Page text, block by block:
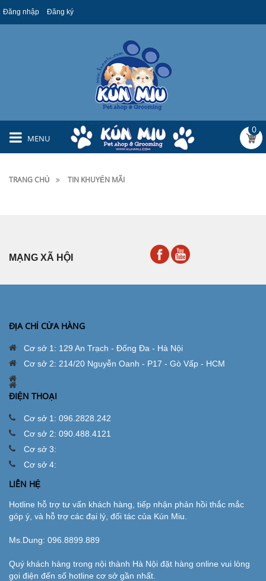
Đăng nhập Đăng ký
MENU
0
TRANG CHỦ TIN KHUYẾN MÃI
MẠNG XÃ HỘI
ĐỊA CHỈ CỬA HÀNG
Cơ sở 1: 129 An Trạch - Đống Đa - Hà Nội
Cơ sở 2: 214/20 Nguyễn Oanh - P17 - Gò Vấp - HCM
ĐIỆN THOẠI
Cơ sở 1: 096.2828.242
Cơ sở 2: 090.488.4121
Cơ sở 3:
Cơ sở 4:
LIÊN HỆ
Hotline hỗ trợ tư vấn khách hàng, tiếp nhận phản hồi thắc mắc
góp ý, và hỗ trợ các đại lý, đối tác của Kún Miu.
Ms.Dung: 096.8899.889
Quý khách hàng trong nội thành Hà Nội đặt hàng online vui lòng
gọi điện đến số hotline cơ sở gần nhất.